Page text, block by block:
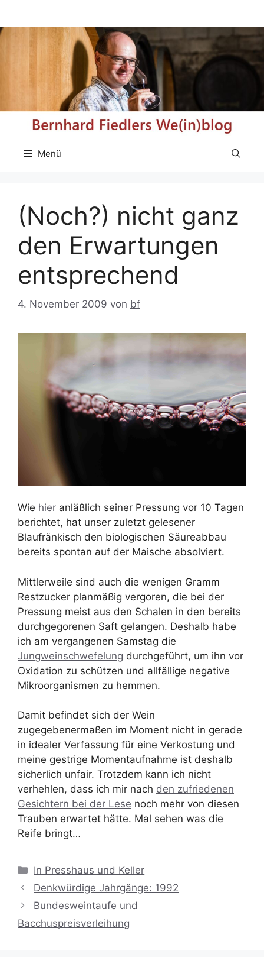
springen
Menü
(Noch?) nicht ganz
den Erwartungen
entsprechend
4. November 2009 von bf
Wie hier anläßlich seiner Pressung vor 10 Tagen
berichtet, hat unser zuletzt gelesener
Blaufränkisch den biologischen Säureabbau
bereits spontan auf der Maische absolviert.
Mittlerweile sind auch die wenigen Gramm
Restzucker planmäßig vergoren, die bei der
Pressung meist aus den Schalen in den bereits
durchgegorenen Saft gelangen. Deshalb habe
ich am vergangenen Samstag die
Jungweinschwefelung durchgeführt, um ihn vor
Oxidation zu schützen und allfällige negative
Mikroorganismen zu hemmen.
Damit befindet sich der Wein
zugegebenermaßen im Moment nicht in gerade
in idealer Verfassung für eine Verkostung und
meine gestrige Momentaufnahme ist deshalb
sicherlich unfair. Trotzdem kann ich nicht
verhehlen, dass ich mir nach den zufriedenen
Gesichtern bei der Lese noch mehr von diesen
Trauben erwartet hätte. Mal sehen was die
Reife bringt…
Kategorien
In Presshaus und Keller
Denkwürdige Jahrgänge: 1992
Bundesweintaufe und
Bacchuspreisverleihung